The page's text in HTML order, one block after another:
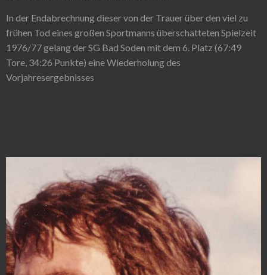
In der Endabrechnung dieser von der Trauer über den viel zu
frühen Tod eines großen Sportmanns überschatteten Spielzeit
1976/77 gelang der SG Bad Soden mit dem 6. Platz (67:49
Tore, 34:26 Punkte) eine Wiederholung des
Vorjahresergebnisses